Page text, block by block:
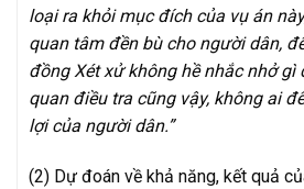
loại ra khỏi mục đích của vụ án
quan tâm đền bù cho người dân,
đồng Xét xử không hề nhắc nhở gì
quan điều tra cũng vậy, không ai
lợi của người dân.”
(2) Dự đoán về khả năng, kết quả